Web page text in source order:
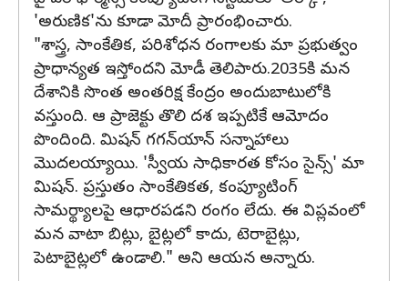
'అరుణిక'ను కూడా మోదీ ప్రారంభించారు.
"శాస్త్ర, సాంకేతిక, పరిశోధన రంగాలకు మా ప్రభుత్వం
ప్రాధాన్యత ఇస్తోందని మోడీ తెలిపారు.2035కి మన
దేశానికి సొంత అంతరిక్ష కేంద్రం అందుబాటులోకి
వస్తుంది. ఆ ప్రాజెక్టు తొలి దశ ఇప్పటికే ఆమోదం
పొందింది. మిషన్ గగన్‌యాన్‌ సన్నాహాలు
మొదలయ్యాయి. 'స్వీయ సాధికారత కోసం సైన్స్' మా
మిషన్. ప్రస్తుతం సాంకేతికత, కంప్యూటింగ్
సామర్థ్యాలపై ఆధారపడని రంగం లేదు. ఈ విప్లవంలో
మన వాటా బిట్లు, బైట్లలో కాదు, టెరాబైట్లు,
పెటాబైట్లలో ఉండాలి." అని ఆయన అన్నారు.